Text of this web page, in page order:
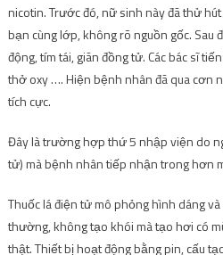
nicotin. Trước đó, nữ sinh này đã thử
bạn cùng lớp, không rõ nguồn gốc. Sau
động, tím tái, giãn đồng tử. Các bác sĩ
thở oxy …. Hiện bệnh nhân đã qua cơn
tích cực.
Đây là trường hợp thứ 5 nhập viện do
tử) mà bệnh nhân tiếp nhận trong hơn
Thuốc lá điện tử mô phỏng hình dáng
thường, không tạo khói mà tạo hơi có
thật. Thiết bị hoạt động bằng pin, cấu